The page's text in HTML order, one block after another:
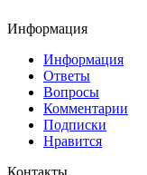
Информация
Информация
Ответы
Вопросы
Комментарии
Подписки
Нравится